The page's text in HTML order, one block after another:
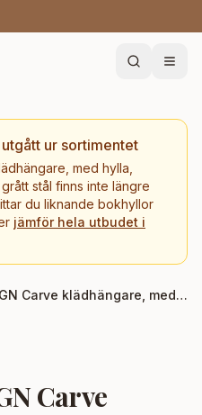
ur sortimentet
med hylla,
stål finns inte längre
du liknande bokhyllor
jämför hela utbudet i
SPINDER DESIGN Carve klädhängare, med hylla, hängstång och 6 krokar - grått stål
Carve